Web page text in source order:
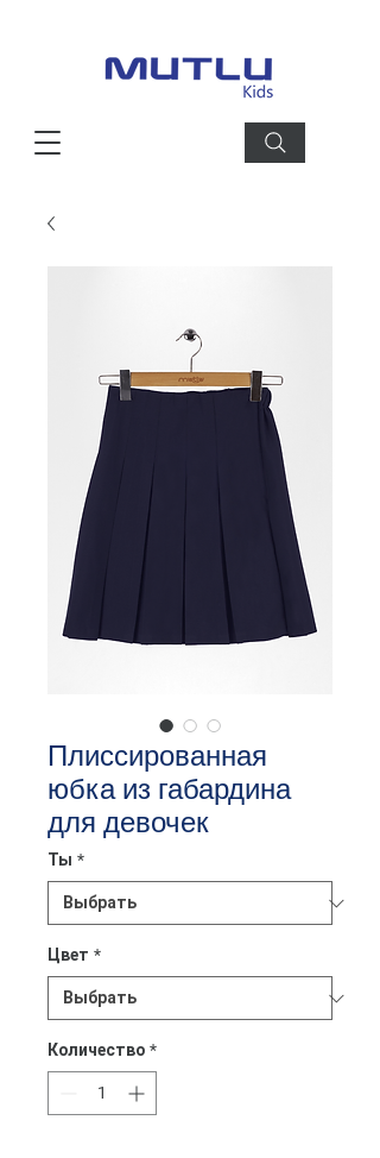
Плиссированная
юбка из габардина
для девочек
Ты *
Цвет *
Количество *